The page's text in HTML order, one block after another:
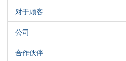
对于顾客
公司
合作伙伴